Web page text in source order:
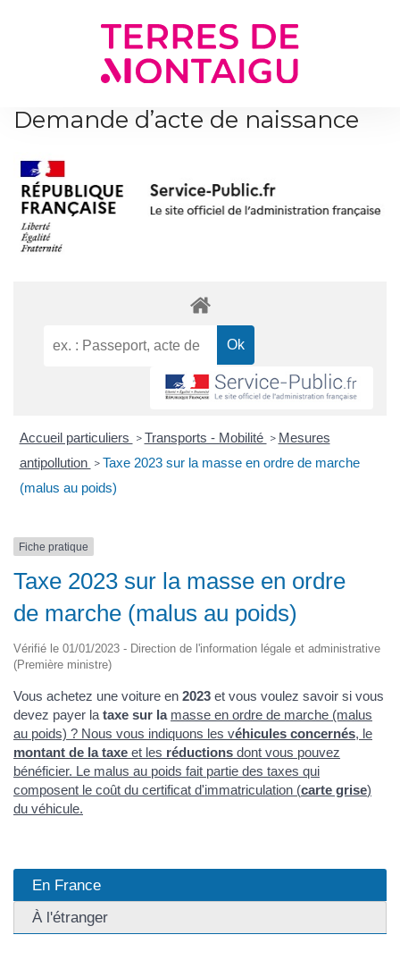
Demande d’acte de naissance
Accueil particuliers > Transports - Mobilité > Mesures
antipollution > Taxe 2023 sur la masse en ordre de marche
(malus au poids)
Fiche pratique
Taxe 2023 sur la masse en ordre
de marche (malus au poids)
Vérifié le 01/01/2023 - Direction de l'information légale et administrative
(Première ministre)
Vous achetez une voiture en 2023 et vous voulez savoir si vous
devez payer la taxe sur la masse en ordre de marche (malus
au poids) ? Nous vous indiquons les véhicules concernés, le
montant de la taxe et les réductions dont vous pouvez
bénéficier. Le malus au poids fait partie des taxes qui
composent le coût du certificat d'immatriculation (carte grise)
du véhicule.
En France
À l'étranger